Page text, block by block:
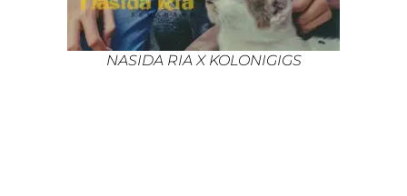
NASIDA RIA X KOLONIGIGS